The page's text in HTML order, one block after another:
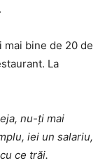
mai bine de 20 de
La
nu-ți mai
iei un salariu,
ce trăi.